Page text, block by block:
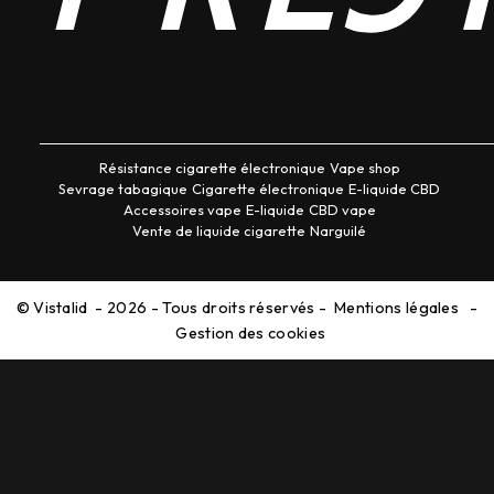
Résistance cigarette électronique Vape shop
Sevrage tabagique Cigarette électronique E-liquide CBD
Accessoires vape E-liquide CBD vape
Vente de liquide cigarette Narguilé
©Vistalid - 2026 - Tous droits réservés - Mentions légales
-
Gestion des cookies